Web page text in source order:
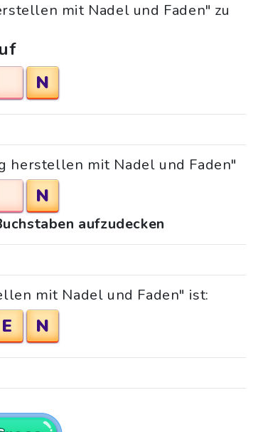
mit Nadel und Faden" zu
N
herstellen mit Nadel und Faden"
N
aufzudecken
mit Nadel und Faden" ist:
E N